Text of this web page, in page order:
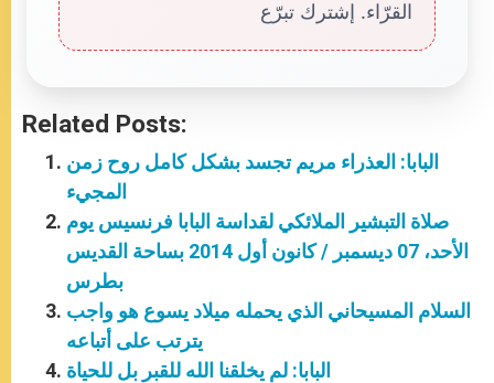
القرّاء. إشترك تبرّع
Related Posts:
البابا: العذراء مريم تجسد بشكل كامل روح زمن
المجيء
صلاة التبشير الملائكي لقداسة البابا فرنسيس يوم
الأحد، 07 ديسمبر / كانون أول 2014 بساحة القديس
بطرس
السلام المسيحاني الذي يحمله ميلاد يسوع هو واجب
يترتب على أتباعه
البابا: لم يخلقنا الله للقبر بل للحياة